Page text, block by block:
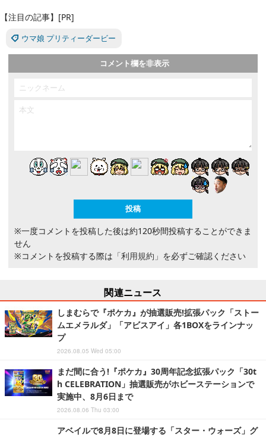
【注目の記事】[PR]
ウマ娘 プリティーダービー
コメント欄を非表示
※一度コメントを投稿した後は約120秒間投稿することができま
せん
※コメントを投稿する際は 「利用規約」 を必ずご確認ください
関連ニュース
しまむらで『ポケカ』が抽選販売!拡張パック「ストー
ムエメラルダ」「アビスアイ」各1BOXをラインナッ
プ
2026.08.05 Wed 05:00
まだ間に合う!『ポケカ』30周年記念拡張パック「30t
h CELEBRATION」抽選販売がホビーステーションで
実施中、8月6日まで
2026.08.06 Thu 03:00
アベイルで8月8日に登場する「スター・ウォーズ」グ